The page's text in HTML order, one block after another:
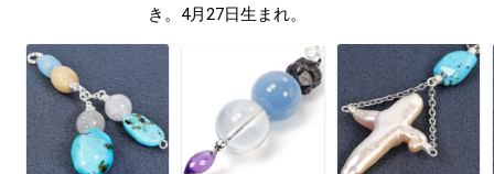
き。4月27日生まれ。